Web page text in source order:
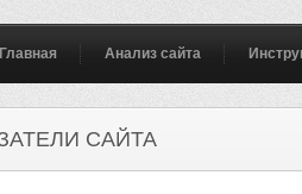
Главная Анализ сайта
САЙТА